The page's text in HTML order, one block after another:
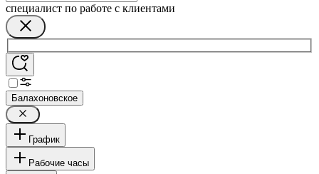
специалист по работе с клиентами
Балахоновское
График
Рабочие часы